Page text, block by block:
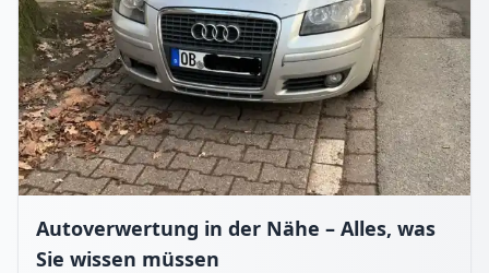
Autoverwertung in der Nähe – Alles, was
Sie wissen müssen